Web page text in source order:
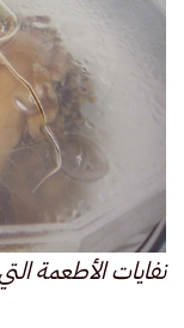
نفايات الأطعمة